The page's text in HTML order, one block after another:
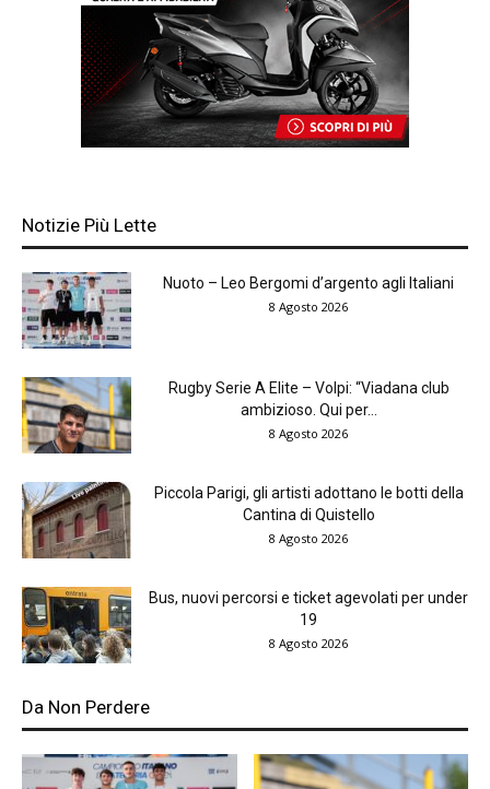
Notizie Più Lette
Nuoto – Leo Bergomi d’argento agli Italiani
8 Agosto 2026
Rugby Serie A Elite – Volpi: “Viadana club
ambizioso. Qui per...
8 Agosto 2026
Piccola Parigi, gli artisti adottano le botti della
Cantina di Quistello
8 Agosto 2026
Bus, nuovi percorsi e ticket agevolati per under
19
8 Agosto 2026
Da Non Perdere